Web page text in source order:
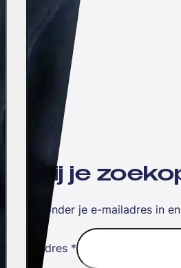
Wil jij je
Vul hieronder je e-mailadres in
E-mailadres *